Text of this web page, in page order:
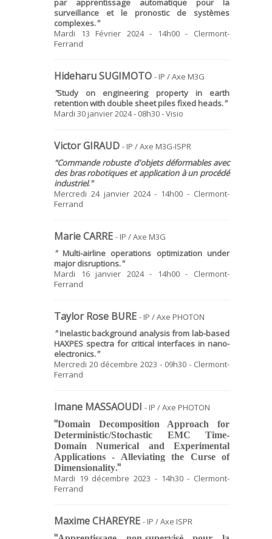
surveillance et le pronostic de systèmes
complexes."
Mardi 13 Février 2024 - 14h00 - Clermont-
Ferrand
Hideharu SUGIMOTO - IP / Axe M3G
"Study on engineering property in earth
retention with double sheet piles fixed heads."
Mardi 30 janvier 2024 - 08h30 - Visio
Victor GIRAUD - IP / Axe M3G-ISPR
"Commande robuste d'objets déformables avec
des bras robotiques et application à un procédé
industriel."
Mercredi 24 janvier 2024 - 14h00 - Clermont-
Ferrand
Marie CARRE - IP / Axe M3G
"Multi-airline operations optimization under
major disruptions."
Mardi 16 janvier 2024 - 14h00 - Clermont-
Ferrand
Taylor Rose BURE - IP / Axe PHOTON
" Inelastic background analysis from lab-based
HAXPES spectra for critical interfaces in nano-
electronics."
Mercredi 20 décembre 2023 - 09h30 - Clermont-
Ferrand
Imane MASSAOUDI - IP / Axe PHOTON
"Domain Decomposition Approach for
Deterministic/Stochastic EMC Time-
Domain Numerical and Experimental
Applications - Alleviating the Curse of
Dimensionality."
Mardi 19 décembre 2023 - 14h30 - Clermont-
Ferrand
Maxime CHAREYRE - IP / Axe ISPR